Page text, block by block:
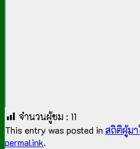
จำนวนผู้ชม : 11
This entry was posted in สถิติผู้ม
permalink.